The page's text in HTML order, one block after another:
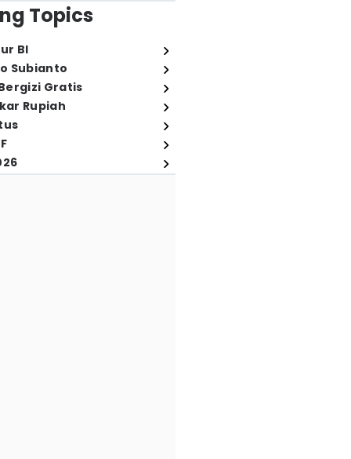
Topics
BI
Subianto
Gratis
Rupiah